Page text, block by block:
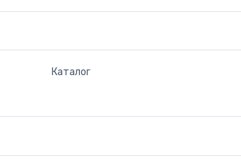
Каталог